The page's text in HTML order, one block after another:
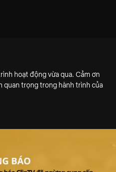
hoạt động vừa qua. Cảm ơn
quan trọng trong hành trình của